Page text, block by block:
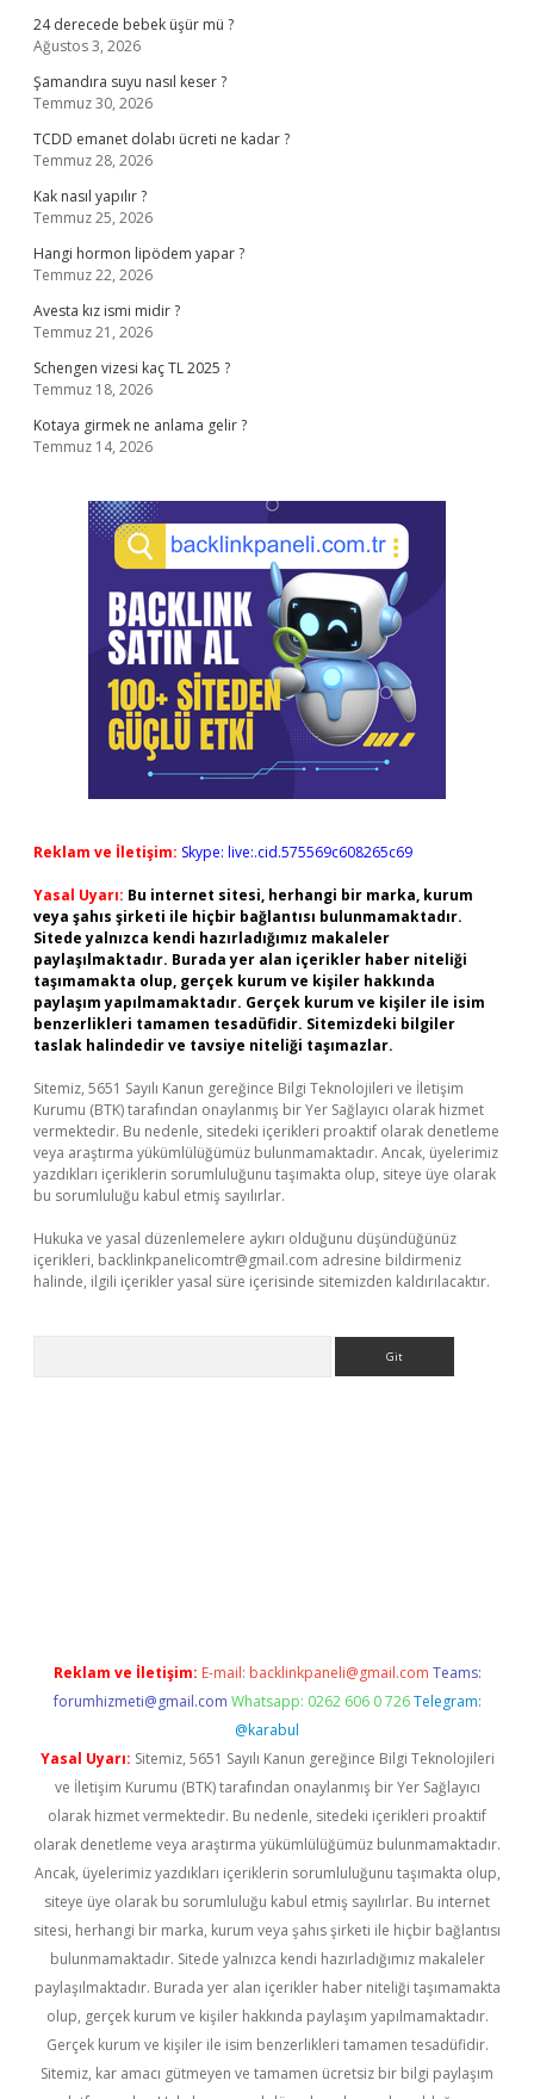
24 derecede bebek üşür mü ?
Ağustos 3, 2026
Şamandıra suyu nasıl keser ?
Temmuz 30, 2026
TCDD emanet dolabı ücreti ne kadar ?
Temmuz 28, 2026
Kak nasıl yapılır ?
Temmuz 25, 2026
Hangi hormon lipödem yapar ?
Temmuz 22, 2026
Avesta kız ismi midir ?
Temmuz 21, 2026
Schengen vizesi kaç TL 2025 ?
Temmuz 18, 2026
Kotaya girmek ne anlama gelir ?
Temmuz 14, 2026
Reklam ve İletişim: Skype: live:.cid.575569c608265c69
Yasal Uyarı: Bu internet sitesi, herhangi bir marka, kurum
veya şahıs şirketi ile hiçbir bağlantısı bulunmamaktadır.
Sitede yalnızca kendi hazırladığımız makaleler
paylaşılmaktadır. Burada yer alan içerikler haber niteliği
taşımamakta olup, gerçek kurum ve kişiler hakkında
paylaşım yapılmamaktadır. Gerçek kurum ve kişiler ile isim
benzerlikleri tamamen tesadüfidir. Sitemizdeki bilgiler
taslak halindedir ve tavsiye niteliği taşımazlar.
Sitemiz, 5651 Sayılı Kanun gereğince Bilgi Teknolojileri ve İletişim
Kurumu (BTK) tarafından onaylanmış bir Yer Sağlayıcı olarak hizmet
vermektedir. Bu nedenle, sitedeki içerikleri proaktif olarak denetleme
veya araştırma yükümlülüğümüz bulunmamaktadır. Ancak, üyelerimiz
yazdıkları içeriklerin sorumluluğunu taşımakta olup, siteye üye olarak
bu sorumluluğu kabul etmiş sayılırlar.
Hukuka ve yasal düzenlemelere aykırı olduğunu düşündüğünüz
içerikleri, backlinkpanelicomtr@gmail.com adresine bildirmeniz
halinde, ilgili içerikler yasal süre içerisinde sitemizden kaldırılacaktır.
Reklam ve İletişim: E-mail: backlinkpaneli@gmail.com Teams:
forumhizmeti@gmail.com Whatsapp: 0262 606 0 726 Telegram:
@karabul
Yasal Uyarı: Sitemiz, 5651 Sayılı Kanun gereğince Bilgi Teknolojileri
ve İletişim Kurumu (BTK) tarafından onaylanmış bir Yer Sağlayıcı
olarak hizmet vermektedir. Bu nedenle, sitedeki içerikleri proaktif
olarak denetleme veya araştırma yükümlülüğümüz bulunmamaktadır.
Ancak, üyelerimiz yazdıkları içeriklerin sorumluluğunu taşımakta olup,
siteye üye olarak bu sorumluluğu kabul etmiş sayılırlar. Bu internet
sitesi, herhangi bir marka, kurum veya şahıs şirketi ile hiçbir bağlantısı
bulunmamaktadır. Sitede yalnızca kendi hazırladığımız makaleler
paylaşılmaktadır. Burada yer alan içerikler haber niteliği taşımamakta
olup, gerçek kurum ve kişiler hakkında paylaşım yapılmamaktadır.
Gerçek kurum ve kişiler ile isim benzerlikleri tamamen tesadüfidir.
Sitemiz, kar amacı gütmeyen ve tamamen ücretsiz bir bilgi paylaşım